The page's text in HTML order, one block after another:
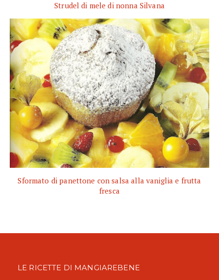
Strudel di mele di nonna Silvana
Sformato di panettone con salsa alla vaniglia e frutta
fresca
LE RICETTE DI MANGIAREBENE